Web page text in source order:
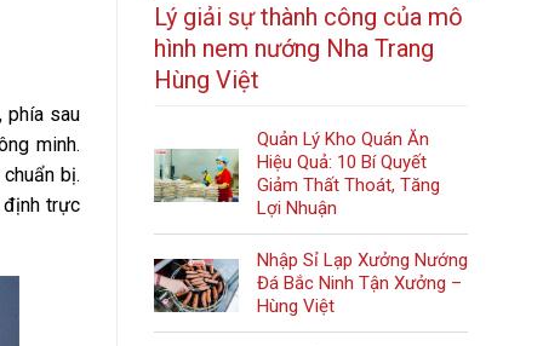
phía sau
minh.
bị.
định trực
Lý giải sự thành công của mô
hình nem nướng Nha Trang
Hùng Việt
Quản Lý Kho Quán Ăn
Hiệu Quả: 10 Bí Quyết
Giảm Thất Thoát, Tăng
Lợi Nhuận
Nhập Sỉ Lạp Xưởng Nướng
Đá Bắc Ninh Tận Xưởng –
Hùng Việt